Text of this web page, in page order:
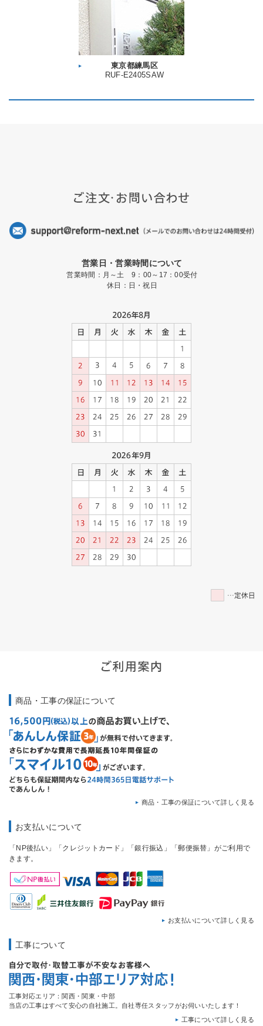
東京都練馬区
RUF-E2405SAW
営業日・営業時間について
営業時間：月～土 9：00～17：00受付
休日：日・祝日
商品・工事の保証について
商品・工事の保証について詳しく見る
お支払いについて
「NP後払い」「クレジットカード」「銀行振込」「郵便振替」がご利用で
きます。
お支払いについて詳しく見る
工事について
工事対応エリア：関西・関東・中部
当店の工事はすべて安心の自社施工。自社専任スタッフがお伺いいたします！
工事について詳しく見る